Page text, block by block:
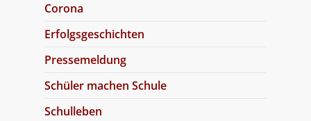
Corona
Erfolgsgeschichten
Pressemeldung
Schüler machen Schule
Schulleben